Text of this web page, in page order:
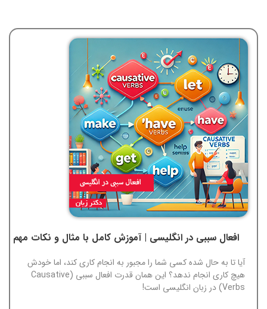
افعال سببی در انگلیسی | آموزش کامل با مثال و نکات مهم
آیا تا به حال شده کسی شما را مجبور به انجام کاری کند، اما خودش
هیچ کاری انجام ندهد؟ این همان قدرت افعال سببی (Causative
Verbs) در زبان انگلیسی است!